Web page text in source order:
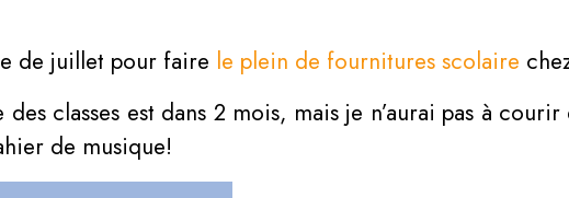
de juillet pour faire le plein de fournitures scolaire
classes est dans 2 mois, mais je n’aurai pas à courir
de musique!